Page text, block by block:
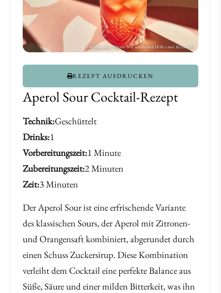
Aperol Sour Cocktail-Rezept
Technik Geschüttelt
Drinks 1
Vorbereitungszeit 1 Minute
Zubereitungszeit 2 Minuten
Zeit 3 Minuten
Der Aperol Sour ist eine erfrischende Variante
des klassischen Sours, der Aperol mit Zitronen-
und Orangensaft kombiniert, abgerundet durch
einen Schuss Zuckersirup. Diese Kombination
verleiht dem Cocktail eine perfekte Balance aus
Süße, Säure und einer milden Bitterkeit, was ihn
REZEPT AUSDRUCKEN